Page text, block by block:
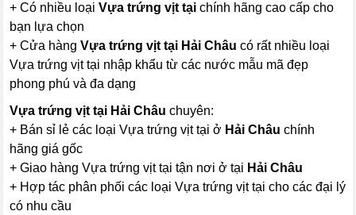
+ Có nhiều loạiVựa trứng vịt tại chính hãng cao cấp cho
bạn lựa chọn
+ Cửa hàngVựa trứng vịt tại Hải Châu có rất nhiều loại
Vựa trứng vịt tại nhập khẩu từ các nước mẫu mã đẹp
phong phú và đa dạng
Vựa trứng vịt tại Hải Châuchuyên:
+ Bán sỉ lẻ các loại Vựa trứng vịt tại ở Hải Châu chính
hãng giá gốc
+ Giao hàng Vựa trứng vịt tại tận nơi ở tại Hải Châu
+ Hợp tác phân phối các loại Vựa trứng vịt tại cho các đại lý
có nhu cầu